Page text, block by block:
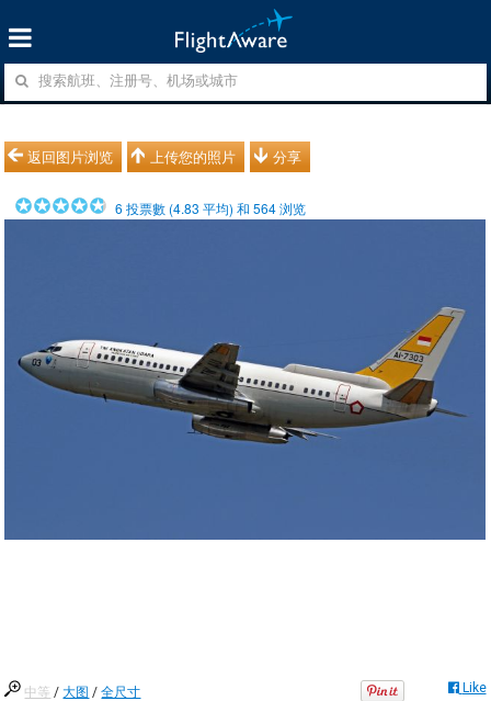
返回图片浏览 上传您的照片 分享
6 投票數 (4.83 平均) 和564浏览
中等 /大图 /全尺寸 Like